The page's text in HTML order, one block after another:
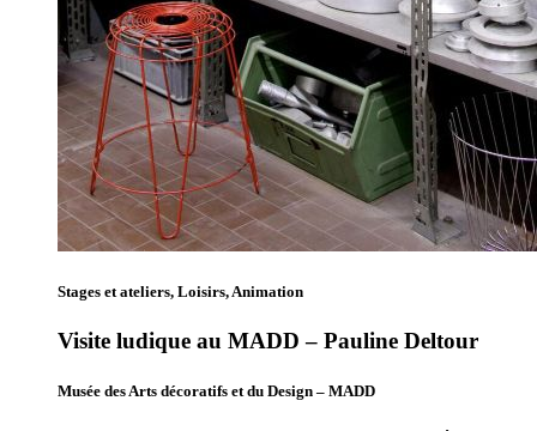
Stages et ateliers, Loisirs, Animation
Visite ludique au MADD – Pauline Deltour
Musée des Arts décoratifs et du Design – MADD